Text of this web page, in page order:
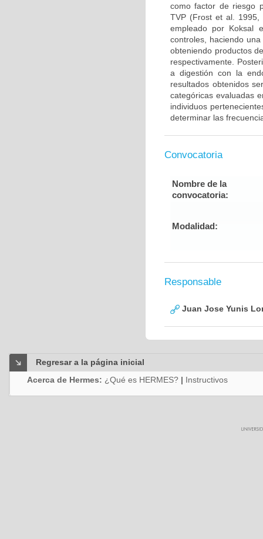
como factor de riesgo
TVP (Frost et al. 1995,
empleado por Koksal
controles, haciendo
obteniendo productos
respectivamente.
a digestión con la
resultados obtenidos
categóricas evaluadas
individuos
determinar las
Convocatoria
Nombre de la
convocatoria:
Modalidad:
Responsable
Juan Jose Yunis
Regresar a la página inicial
Acerca de Hermes: ¿Qué es HERMES? | Instructivos